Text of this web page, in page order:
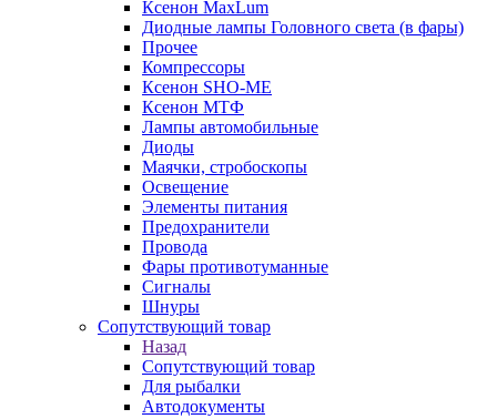
Ксенон MaxLum
Диодные лампы Головного света (в фары)
Прочее
Компрессоры
Ксенон SHO-ME
Ксенон МТФ
Лампы автомобильные
Диоды
Маячки, стробоскопы
Освещение
Элементы питания
Предохранители
Провода
Фары противотуманные
Сигналы
Шнуры
Сопутствующий товар
Назад
Сопутствующий товар
Для рыбалки
Автодокументы